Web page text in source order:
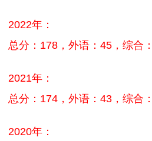
MTA旅游管理
院校库 考试报名 招生政策
2022年：
总分：178，外语：45，综合
2021年：
总分：174，外语：43，综合
2020年：